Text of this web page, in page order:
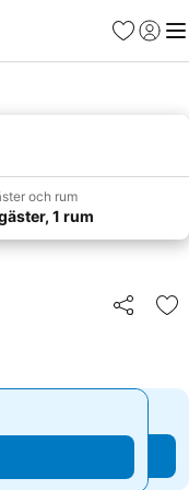
Favoriter
Logga
och rum
1 rum
Dela